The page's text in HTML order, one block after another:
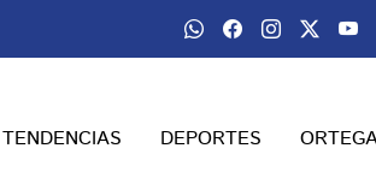
TENDENCIAS DEPORTES